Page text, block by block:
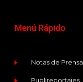
Menú Rápido
Notas de Prensa
Publireportajes